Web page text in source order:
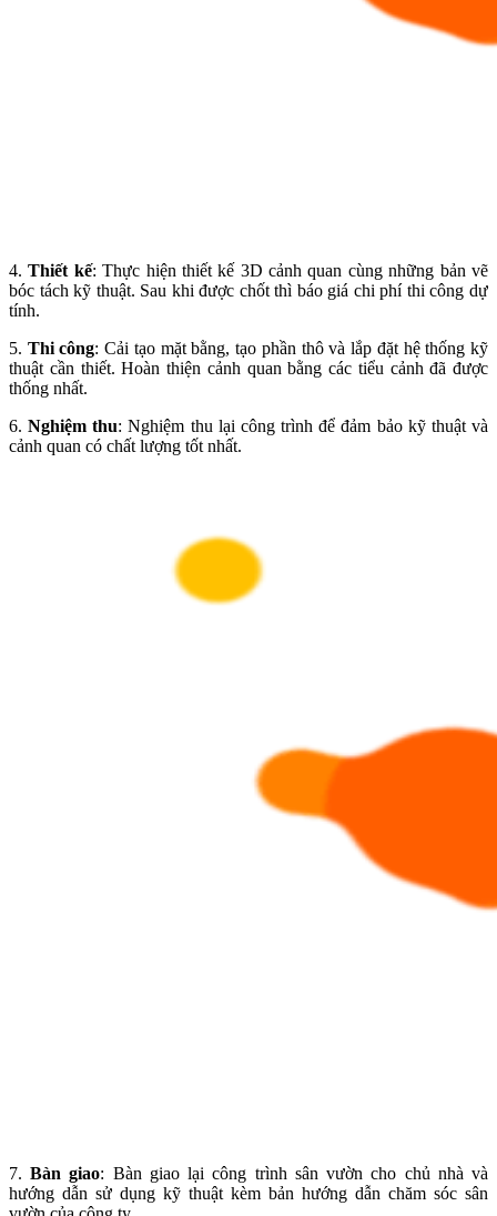
4.Thiết kế: Thực hiện thiết kế 3D cảnh quan cùng những bản vẽ
bóc tách kỹ thuật. Sau khi được chốt thì báo giá chi phí thi công dự
tính.
5. Thi công: Cải tạo mặt bằng, tạo phần thô và lắp đặt hệ thống kỹ
thuật cần thiết. Hoàn thiện cảnh quan bằng các tiểu cảnh đã được
thống nhất.
6.Nghiệm thu: Nghiệm thu lại công trình để đảm bảo kỹ thuật và
cảnh quan có chất lượng tốt nhất.
7. Bàn giao: Bàn giao lại công trình sân vườn cho chủ nhà và
hướng dẫn sử dụng kỹ thuật kèm bản hướng dẫn chăm sóc sân